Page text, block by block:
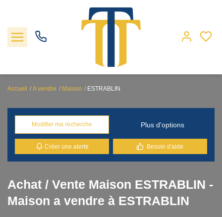
Locations
Gestion
Nos agences
Accueil A vendre Maison ESTRABLIN
Modifier ma recherche Plus d'options
Créer une alerte Besoin d'aide
Achat / Vente Maison ESTRABLIN -
Maison a vendre à ESTRABLIN